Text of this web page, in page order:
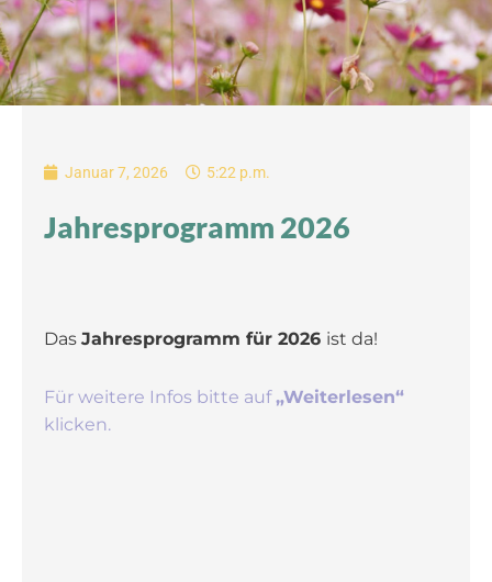
Januar 7, 2026 5:22 p.m.
Jahresprogramm 2026
Das Jahresprogramm für 2026 ist da!
Für weitere Infos bitte auf„Weiterlesen“
klicken.